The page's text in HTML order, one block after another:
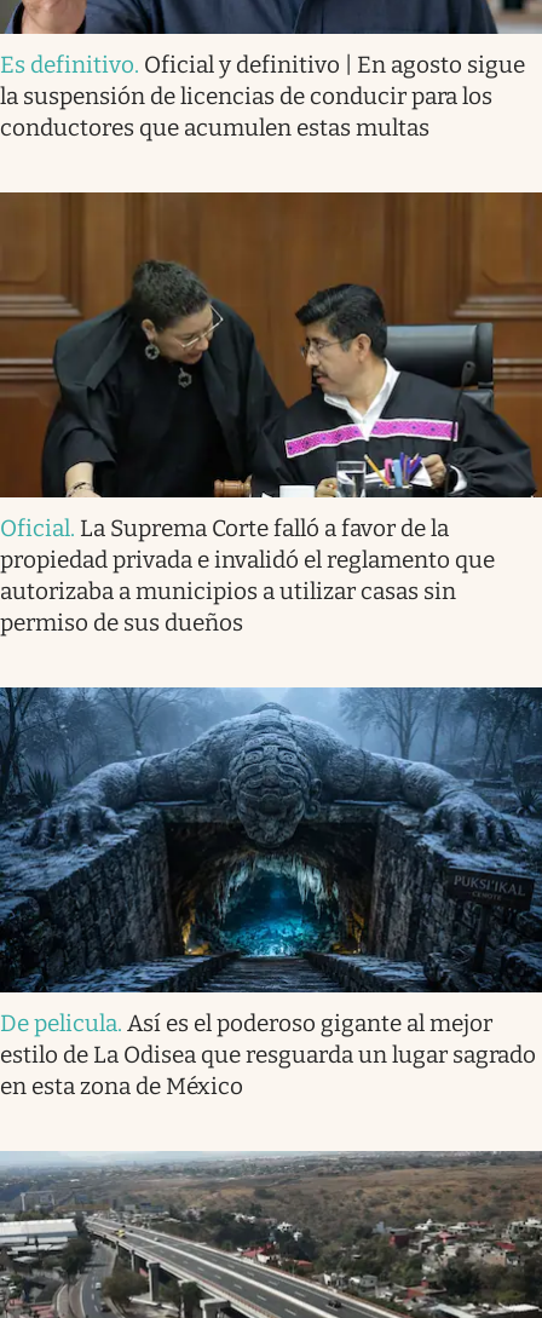
Es definitivo. Oficial y definitivo | En agosto sigue
la suspensión de licencias de conducir para los
conductores que acumulen estas multas
Oficial. La Suprema Corte falló a favor de la
propiedad privada e invalidó el reglamento que
autorizaba a municipios a utilizar casas sin
permiso de sus dueños
De pelicula. Así es el poderoso gigante al mejor
estilo de La Odisea que resguarda un lugar sagrado
en esta zona de México